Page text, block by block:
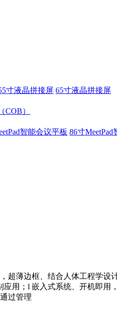
寸液晶拼接屏 65寸液晶拼接屏
COB）
智能会议平板 86寸
超薄边框、结合人体工程学
用；l 嵌入式系统、开机即
过管理